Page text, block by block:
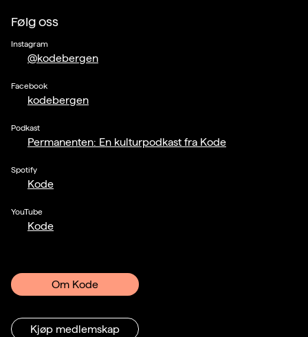
Følg oss
Instagram
@kodebergen
Facebook
kodebergen
Podkast
Permanenten: En kulturpodkast fra Kode
Spotify
Kode
YouTube
Kode
Om Kode
Kjøp medlemskap